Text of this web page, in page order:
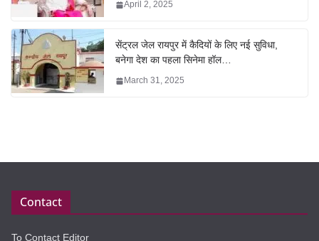
April 2, 2025
सेंट्रल जेल रायपुर में कैदियों के लिए नई सुविधा,
बनेगा देश का पहला सिनेमा हॉल…
March 31, 2025
Contact
To Contact Editor